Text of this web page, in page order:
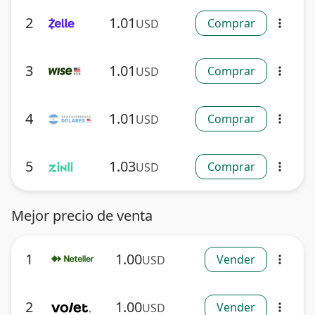
2 1.01 USD Comprar more_vert
3 1.01 USD Comprar more_vert
4 1.01 USD Comprar more_vert
5 1.03USD Comprar more_vert
Mejor precio de venta
1 1.00USD Vender more_vert
2 1.00USD Vender more_vert